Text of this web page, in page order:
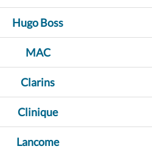
Hugo Boss
MAC
Clarins
Clinique
Lancome